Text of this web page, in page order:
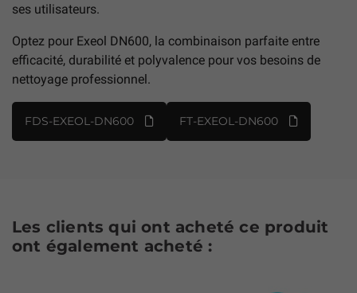
ses utilisateurs.
Optez pour Exeol DN600, la combinaison parfaite entre
efficacité, durabilité et polyvalence pour vos besoins de
nettoyage professionnel.
FDS-EXEOL-DN600 FT-EXEOL-DN600
Les clients qui ont acheté ce produit
ont également acheté :